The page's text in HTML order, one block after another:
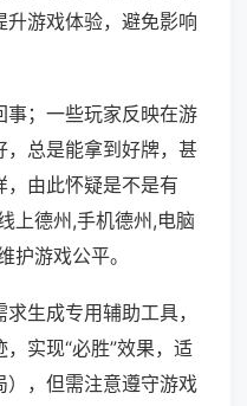
游戏体验，避免影响
事；一些玩家反映在游
，总是能拿到好牌，甚
，由此怀疑是不是有
上德州,手机德州,电脑
护游戏公平。
生成专用辅助工具，
实现“必胜”效果，适
），但需注意遵守游戏